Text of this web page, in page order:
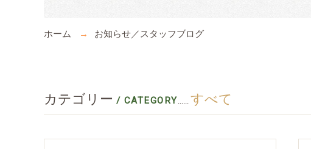
ホーム お知らせ／スタッフブログ
カテゴリー / CATEGORY...... すべて